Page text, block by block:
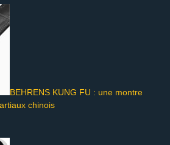
BEHRENS KUNG FU : une montre
chinois